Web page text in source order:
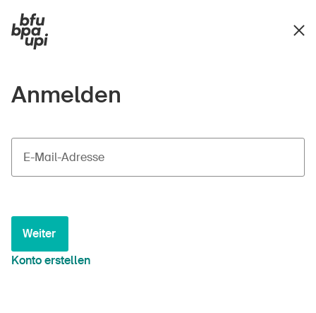
Anmelden
E-Mail-Adresse
Weiter
Konto erstellen